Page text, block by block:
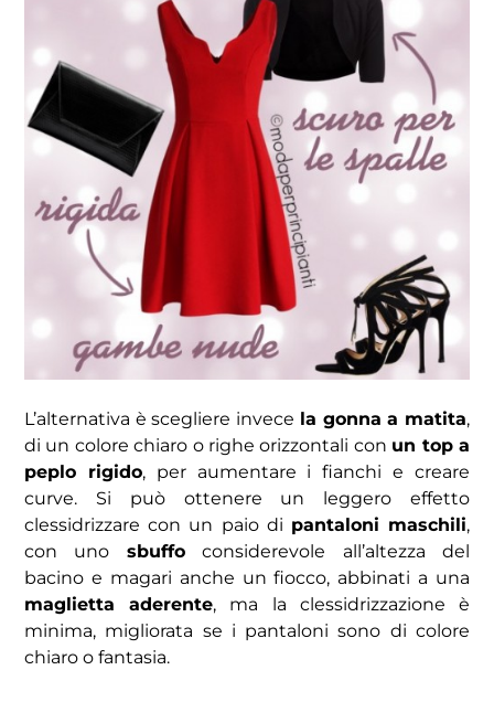
L’alternativa è scegliere invece la gonna a matita,
di un colore chiaro o righe orizzontali con un top a
peplo rigido, per aumentare i fianchi e creare
curve. Si può ottenere un leggero effetto
clessidrizzare con un paio di pantaloni maschili,
con uno sbuffoconsiderevole all’altezza del
bacino e magari anche un fiocco, abbinati a una
maglietta aderente, ma la clessidrizzazione è
minima, migliorata se i pantaloni sono di colore
chiaro o fantasia.